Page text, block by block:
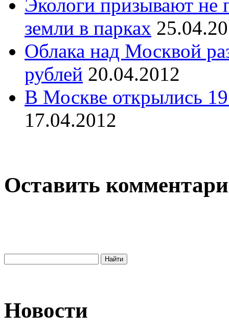
Экологи призывают не
земли в парках
Облака над Москвой
рублей 20.04.2012
В Москве открылись 19
17.04.2012
Оставить
Новости